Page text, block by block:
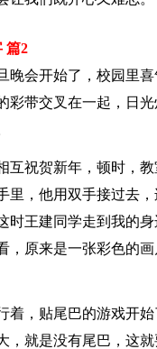
篇2
晚会开始了，校园里
彩带交叉在一起，日
互祝贺新年，顿时，
里，他用双手接过去
时王建同学走到我的
，原来是一张彩色的
着，贴尾巴的游戏开
，就是没有尾巴，这